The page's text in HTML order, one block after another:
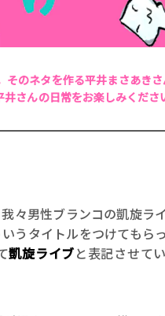
のネタを作る平井まさあき
さんの日常をお楽しみくださ
々男性ブランコの凱旋ラ
うタイトルをつけてもら
凱旋ライブと表記させて
賞金稼ぎ